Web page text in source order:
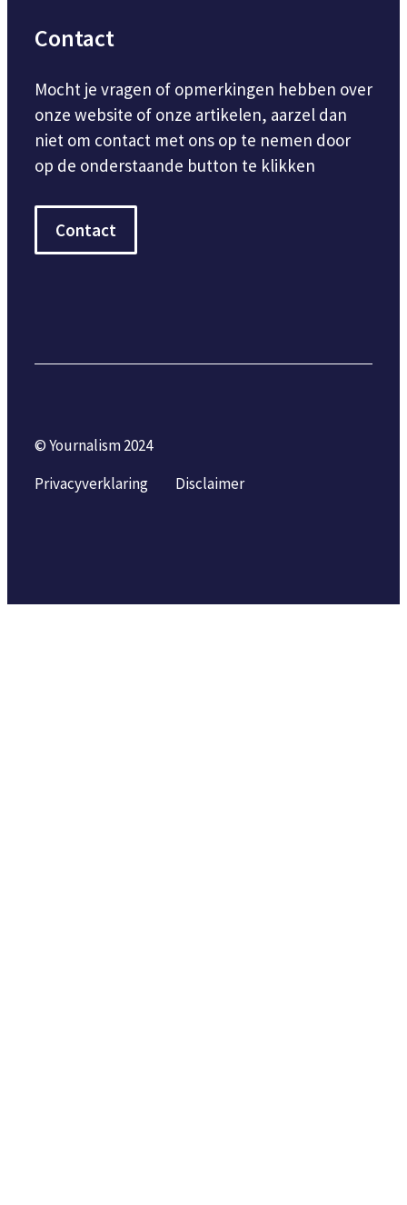
Contact
Mocht je vragen of opmerkingen hebben over
onze website of onze artikelen, aarzel dan
niet om contact met ons op te nemen door
op de onderstaande button te klikken
Contact
© Yournalism 2024
Privacyverklaring
Disclaimer